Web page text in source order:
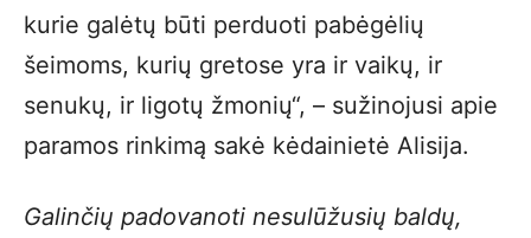
kurie galėtų būti perduoti pabėgėlių
šeimoms, kurių gretose yra ir vaikų, ir
senukų, ir ligotų žmonių“, – sužinojusi apie
paramos rinkimą sakė kėdainietė Alisija.
Galinčių padovanoti nesulūžusių baldų,